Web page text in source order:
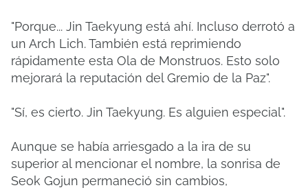
"Porque... Jin Taekyung está ahí. Incluso derrotó a
un Arch Lich. También está reprimiendo
rápidamente esta Ola de Monstruos. Esto solo
mejorará la reputación del Gremio de la Paz".
"Sí, es cierto. Jin Taekyung. Es alguien especial".
Aunque se había arriesgado a la ira de su
superior al mencionar el nombre, la sonrisa de
Seok Gojun permaneció sin cambios,